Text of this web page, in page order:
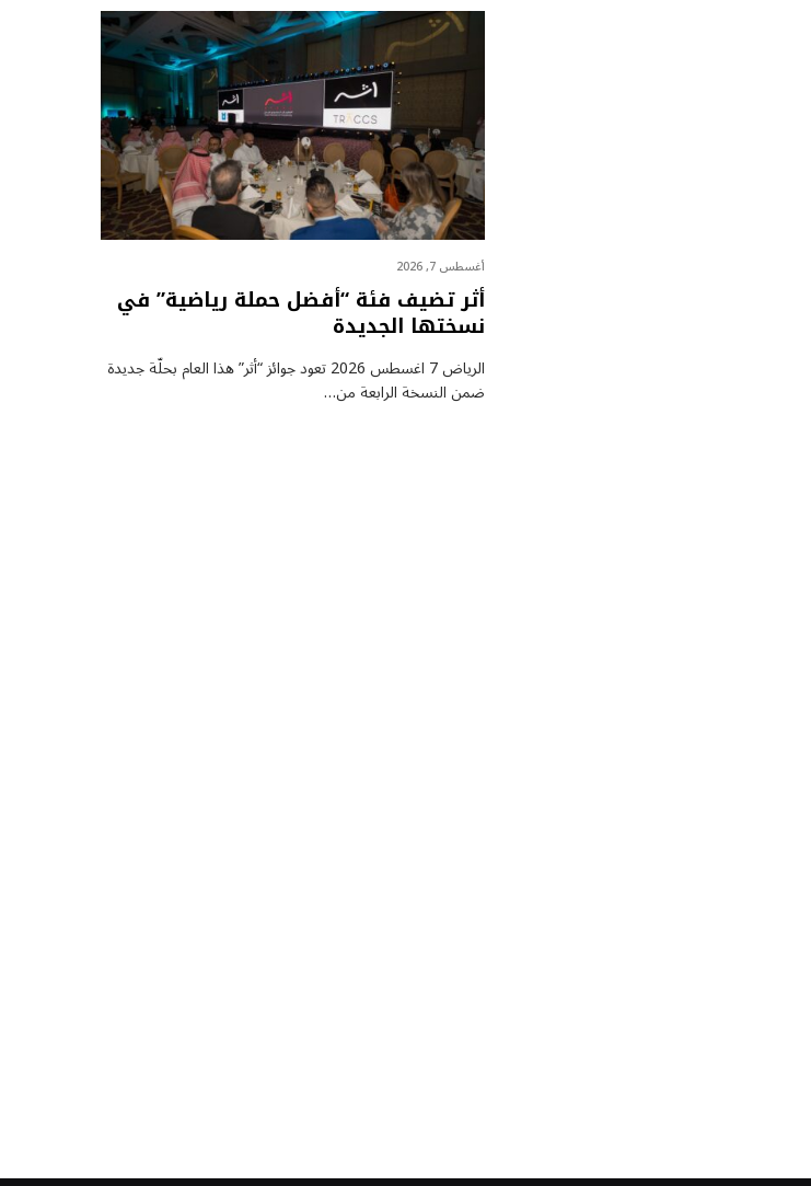
أغسطس 7, 2026
أثر تضيف فئة “أفضل حملة رياضية” في
نسختها الجديدة
الرياض 7 اغسطس 2026 تعود جوائز “أثر” هذا العام بحلّة جديدة
ضمن النسخة الرابعة من…